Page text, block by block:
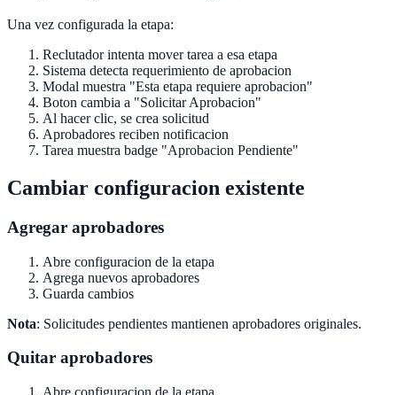
Una vez configurada la etapa:
Reclutador intenta mover tarea a esa etapa
Sistema detecta requerimiento de aprobacion
Modal muestra "Esta etapa requiere aprobacion"
Boton cambia a "Solicitar Aprobacion"
Al hacer clic, se crea solicitud
Aprobadores reciben notificacion
Tarea muestra badge "Aprobacion Pendiente"
Cambiar configuracion existente
Agregar aprobadores
Abre configuracion de la etapa
Agrega nuevos aprobadores
Guarda cambios
Nota: Solicitudes pendientes mantienen aprobadores originales.
Quitar aprobadores